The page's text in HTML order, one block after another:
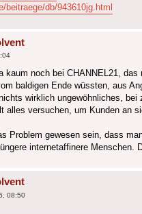
beitraege/db/943610jg.html
kaum noch bei CHANNEL21,
baldigen Ende wüssten, aus
wirklich ungewöhnliches,
alles versuchen, um Kunden an
Problem gewesen sein, dass
internetaffinere
08:50